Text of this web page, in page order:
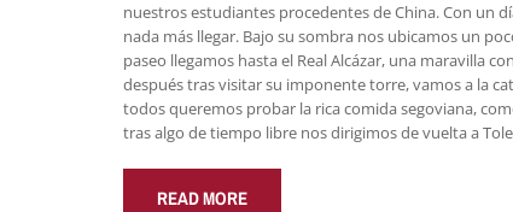
nuestros estudiantes procedentes de China. Con un
nada más llegar. Bajo su sombra nos ubicamos un
paseo llegamos hasta el Real Alcázar, una maravilla
después tras visitar su imponente torre, vamos a la
todos queremos probar la rica comida segoviana,
tras algo de tiempo libre nos dirigimos de vuelta a
READ MORE